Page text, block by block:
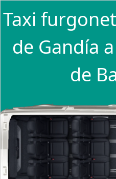
Taxi
de Gandía
de